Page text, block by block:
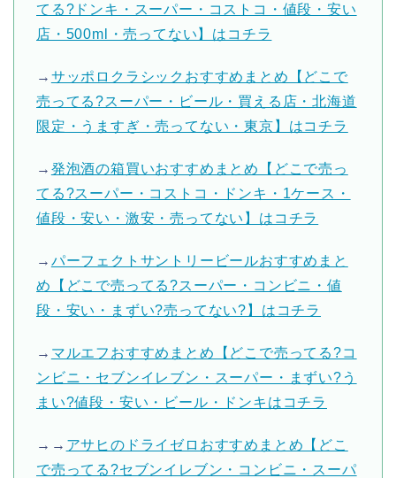
てる?ドンキ・スーパー・コストコ・値段・安い
店・500ml・売ってない】はコチラ
→ サッポロクラシックおすすめまとめ【どこで
売ってる?スーパー・ビール・買える店・北海道
限定・うますぎ・売ってない・東京】はコチラ
→ 発泡酒の箱買いおすすめまとめ【どこで売っ
てる?スーパー・コストコ・ドンキ・1ケース・
値段・安い・激安・売ってない】はコチラ
→ パーフェクトサントリービールおすすめまと
め【どこで売ってる?スーパー・コンビニ・値
段・安い・まずい?売ってない?】はコチラ
→ マルエフおすすめまとめ【どこで売ってる?コ
ンビニ・セブンイレブン・スーパー・まずい?う
まい?値段・安い・ビール・ドンキはコチラ
→→ アサヒのドライゼロおすすめまとめ【どこ
で売ってる?セブンイレブン・コンビニ・スーパ